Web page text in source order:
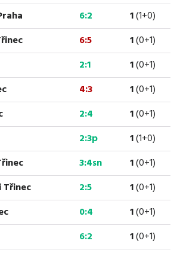
6:2 1(1+0)
6:5 1(0+1)
2:1 1(0+1)
4:3 1(0+1)
2:4 1(0+1)
2:3p 1(1+0)
3:4sn 1(0+1)
Třinec 2:5 1(0+1)
0:4 1(0+1)
6:2 1(0+1)